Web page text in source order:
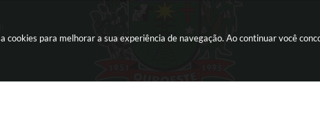
para melhorar a sua experiência de navegação. Ao continuar você